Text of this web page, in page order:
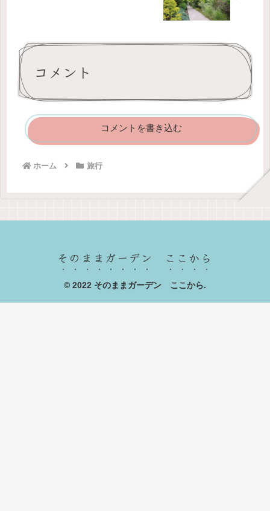
コメント
コメントを書き込む
ホーム 旅行
そのままガーデン ここから
© 2022 そのままガーデン ここから.